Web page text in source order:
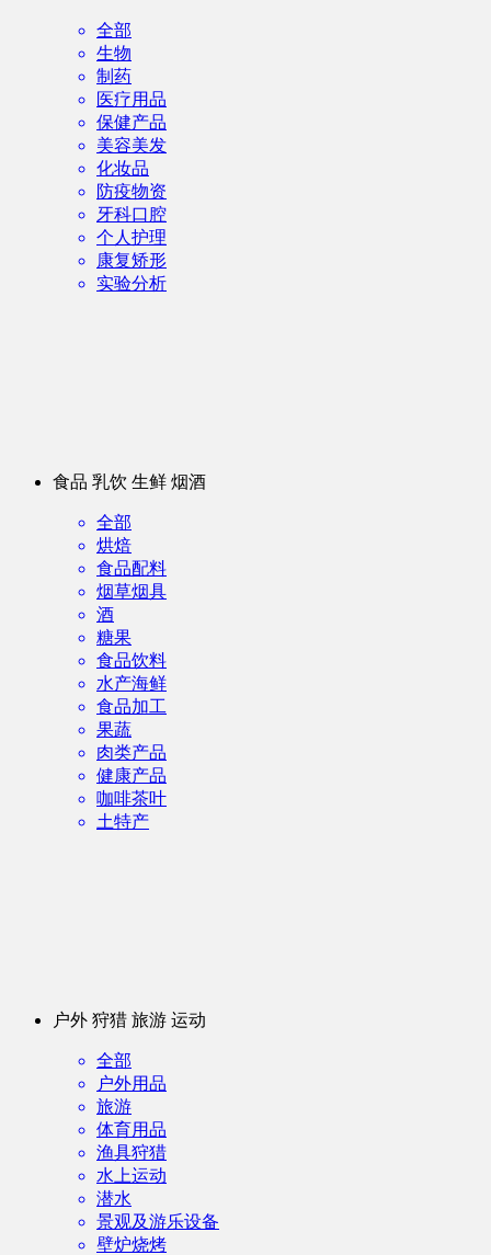
全部
生物
制药
医疗用品
保健产品
美容美发
化妆品
防疫物资
牙科口腔
个人护理
康复矫形
实验分析
食品 乳饮 生鲜 烟酒
全部
烘焙
食品配料
烟草烟具
酒
糖果
食品饮料
水产海鲜
食品加工
果蔬
肉类产品
健康产品
咖啡茶叶
土特产
户外 狩猎 旅游 运动
全部
户外用品
旅游
体育用品
渔具狩猎
水上运动
潜水
景观及游乐设备
壁炉烧烤